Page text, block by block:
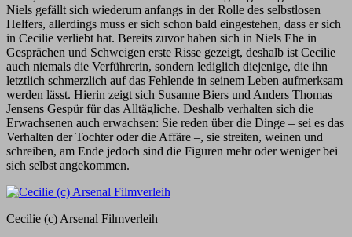
Niels gefällt sich wiederum anfangs in der Rolle des selbstlosen
Helfers, allerdings muss er sich schon bald eingestehen, dass er sich
in Cecilie verliebt hat. Bereits zuvor haben sich in Niels Ehe in
Gesprächen und Schweigen erste Risse gezeigt, deshalb ist Cecilie
auch niemals die Verführerin, sondern lediglich diejenige, die ihn
letztlich schmerzlich auf das Fehlende in seinem Leben aufmerksam
werden lässt. Hierin zeigt sich Susanne Biers und Anders Thomas
Jensens Gespür für das Alltägliche. Deshalb verhalten sich die
Erwachsenen auch erwachsen: Sie reden über die Dinge – sei es das
Verhalten der Tochter oder die Affäre –, sie streiten, weinen und
schreiben, am Ende jedoch sind die Figuren mehr oder weniger bei
sich selbst angekommen.
Cecilie (c) Arsenal Filmverleih